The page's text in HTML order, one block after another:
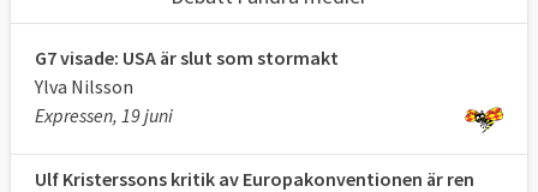
G7 visade: USA är slut som stormakt
Ylva Nilsson
Expressen, 19 juni
Ulf Kristerssons kritik av Europakonventionen är ren